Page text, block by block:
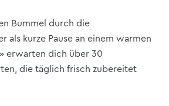
Bummel durch die
als kurze Pause an einem warmen
erwarten dich über 30
die täglich frisch zubereitet